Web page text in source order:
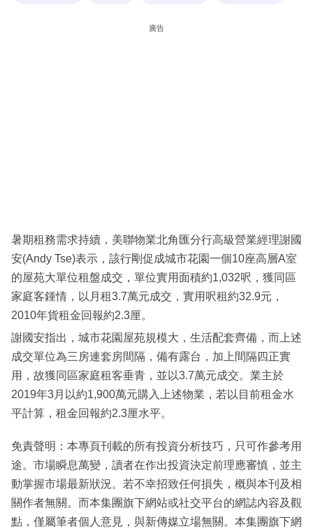
廣告
暑期租務需求持續，美聯物業北角匯分行高級營業經理謝國
安(Andy Tse)表示，該行剛促成城市花園一個10座高層A室
的屋苑大單位租盤成交，單位實用面積約1,032呎，獲同區
家庭客鍾情，以月租3.7萬元成交，實用呎租約32.9元，
2010年貨租金回報約2.3厘。
謝國安指出，城市花園屋苑規模大，生活配套齊備，而上述
成交單位為三房連套房間隔，備有露台，加上間隔四正實
用，故獲同區家庭租客垂青，並以3.7萬元成交。業主於
2019年3月以約1,900萬元購入上述物業，若以目前租金水
平計算，租金回報約2.3厘水平。
免責聲明：本專頁刊載的所有投資分析技巧，只可作參考用
途。市場瞬息萬變，讀者在作出投資決定前理應審慎，並主
動掌握市場最新狀況。若不幸招致任何損失，概與本刊及相
關作者無關。而本集團旗下網站或社交平台的網誌內容及觀
點，僅屬筆者個人意見，與新傳媒立場無關。本集團旗下網